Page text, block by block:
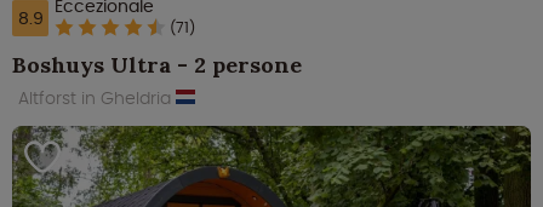
8.9 Eccezionale
(71)
Boshuys Ultra - 2 persone
Altforst in Gheldria